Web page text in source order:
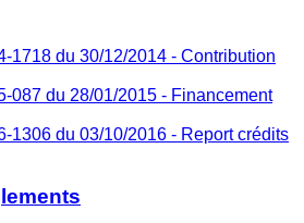
1718 du 30/12/2014 - Contribution
087 du 28/01/2015 - Financement
1306 du 03/10/2016 - Report crédits